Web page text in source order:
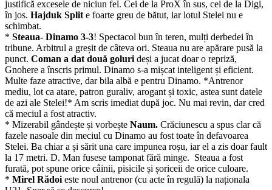
justifică excesele de niciun fel. Cei de la ProX în sus, cei de la Digi,
în jos. Hajduk Split e foarte greu de bătut, iar lotul Stelei nu e
schimbat.
* Steaua- Dinamo 3-3! Spectacol bun în teren, mulți derbedei în
tribune. Arbitrul a greșit de câteva ori. Steaua nu are apărare pusă la
punct. Coman a dat două goluri deși a jucat doar o repriză,
Gnohere a înscris primul. Dinamo s-a mișcat inteligent și eficient.
Multe faze atractive, dar bila albă e pentru Dinamo. *Antrenor
mediu, lot ca atare, patron guraliv, arogant și toxic, astea sunt datele
de azi ale Stelei!* Am scris imediat după joc. Nu mai revin, dar cred
că meciul a fost atractiv.
* Mizerabil gândește și vorbește Naum. Crăciunescu a spus clar că
fazele nasoale din meciul cu Dinamo au fost toate în defavoarea
Stelei. Ba chiar a și sărit una care impunea roșu, iar el a zis doar fault
la 17 metri. D. Man fusese tamponat fără minge. Steaua a fost
furată, pot spune orice câinii, pisicile și șoriceii de orice culoare.
* Mirel Rădoi este noul antrenor (cu acte în regulă) la naționala